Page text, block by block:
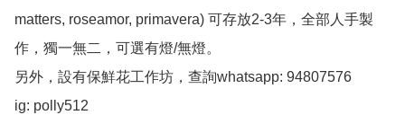
matters, roseamor, primavera) 可存放2-3年，全部人手製
作，獨一無二，可選有燈/無燈。
另外，設有保鮮花工作坊，查詢whatsapp: 94807576
ig: polly512